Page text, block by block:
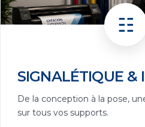
☷
SIGNALÉTIQUE &
De la conception à la pose,
sur tous vos supports.